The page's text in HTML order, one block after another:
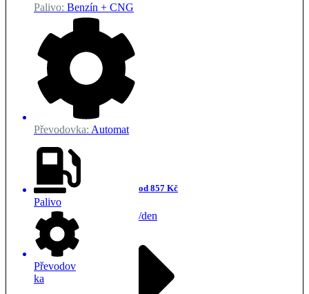
Palivo: Benzín + CNG
Převodovka: Automat
Palivo
Převodov
ka
od 857 Kč
/den